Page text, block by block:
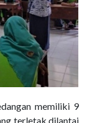
memiliki 9
terletak dilantai